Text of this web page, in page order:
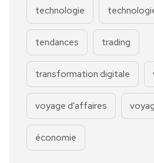
technologie
tendances trading
transformation digitale
voyage d'affaires
économie